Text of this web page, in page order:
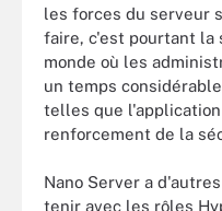
les forces du serveur
faire, c'est pourtant la
monde où les
un temps
telles que
renforcement de la
Nano Server a
tenir avec les rôles